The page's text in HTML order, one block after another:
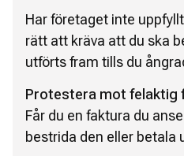
Har företaget inte
rätt att kräva att du ska
utförts fram tills du
Protestera mot felaktig
Får du en faktura du
bestrida den eller betala